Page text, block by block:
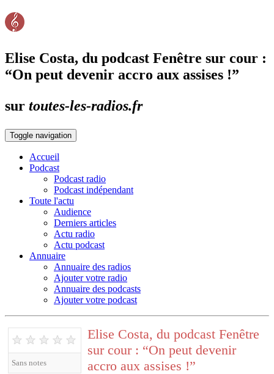
Elise Costa, du podcast Fenêtre sur cour :
“On peut devenir accro aux assises !”
sur toutes-les-radios.fr
Toggle navigation
Accueil
Podcast
Podcast radio
Podcast indépendant
Toute l'actu
Audience
Derniers articles
Actu radio
Actu podcast
Annuaire
Annuaire des radios
Ajouter votre radio
Annuaire des podcasts
Ajouter votre podcast
★ ★ ★ ★ ★
Sans notes
Elise Costa, du podcast Fenêtre
sur cour : “On peut devenir
accro aux assises !”